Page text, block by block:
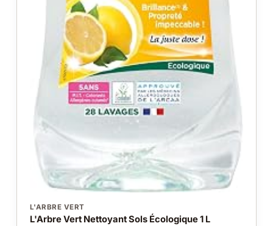
L'ARBRE VERT
L'Arbre Vert Nettoyant Sols Écologique 1 L